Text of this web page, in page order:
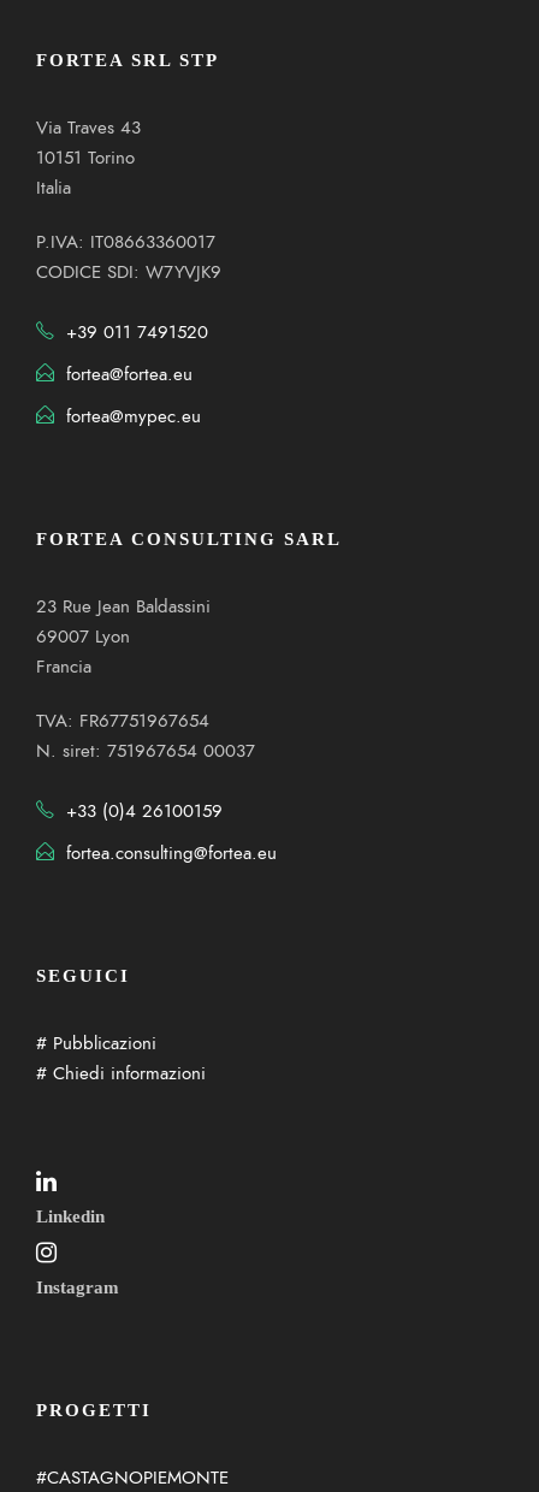
FORTEA SRL STP
Via Traves 43
10151 Torino
Italia
P.IVA: IT08663360017
CODICE SDI: W7YVJK9
+39 011 7491520
fortea@fortea.eu
fortea@mypec.eu
FORTEA CONSULTING SARL
23 Rue Jean Baldassini
69007 Lyon
Francia
TVA: FR67751967654
N. siret: 751967654 00037
+33 (0)4 26100159
fortea.consulting@fortea.eu
SEGUICI
# Pubblicazioni
# Chiedi informazioni
Linkedin
Instagram
PROGETTI
#CASTAGNOPIEMONTE